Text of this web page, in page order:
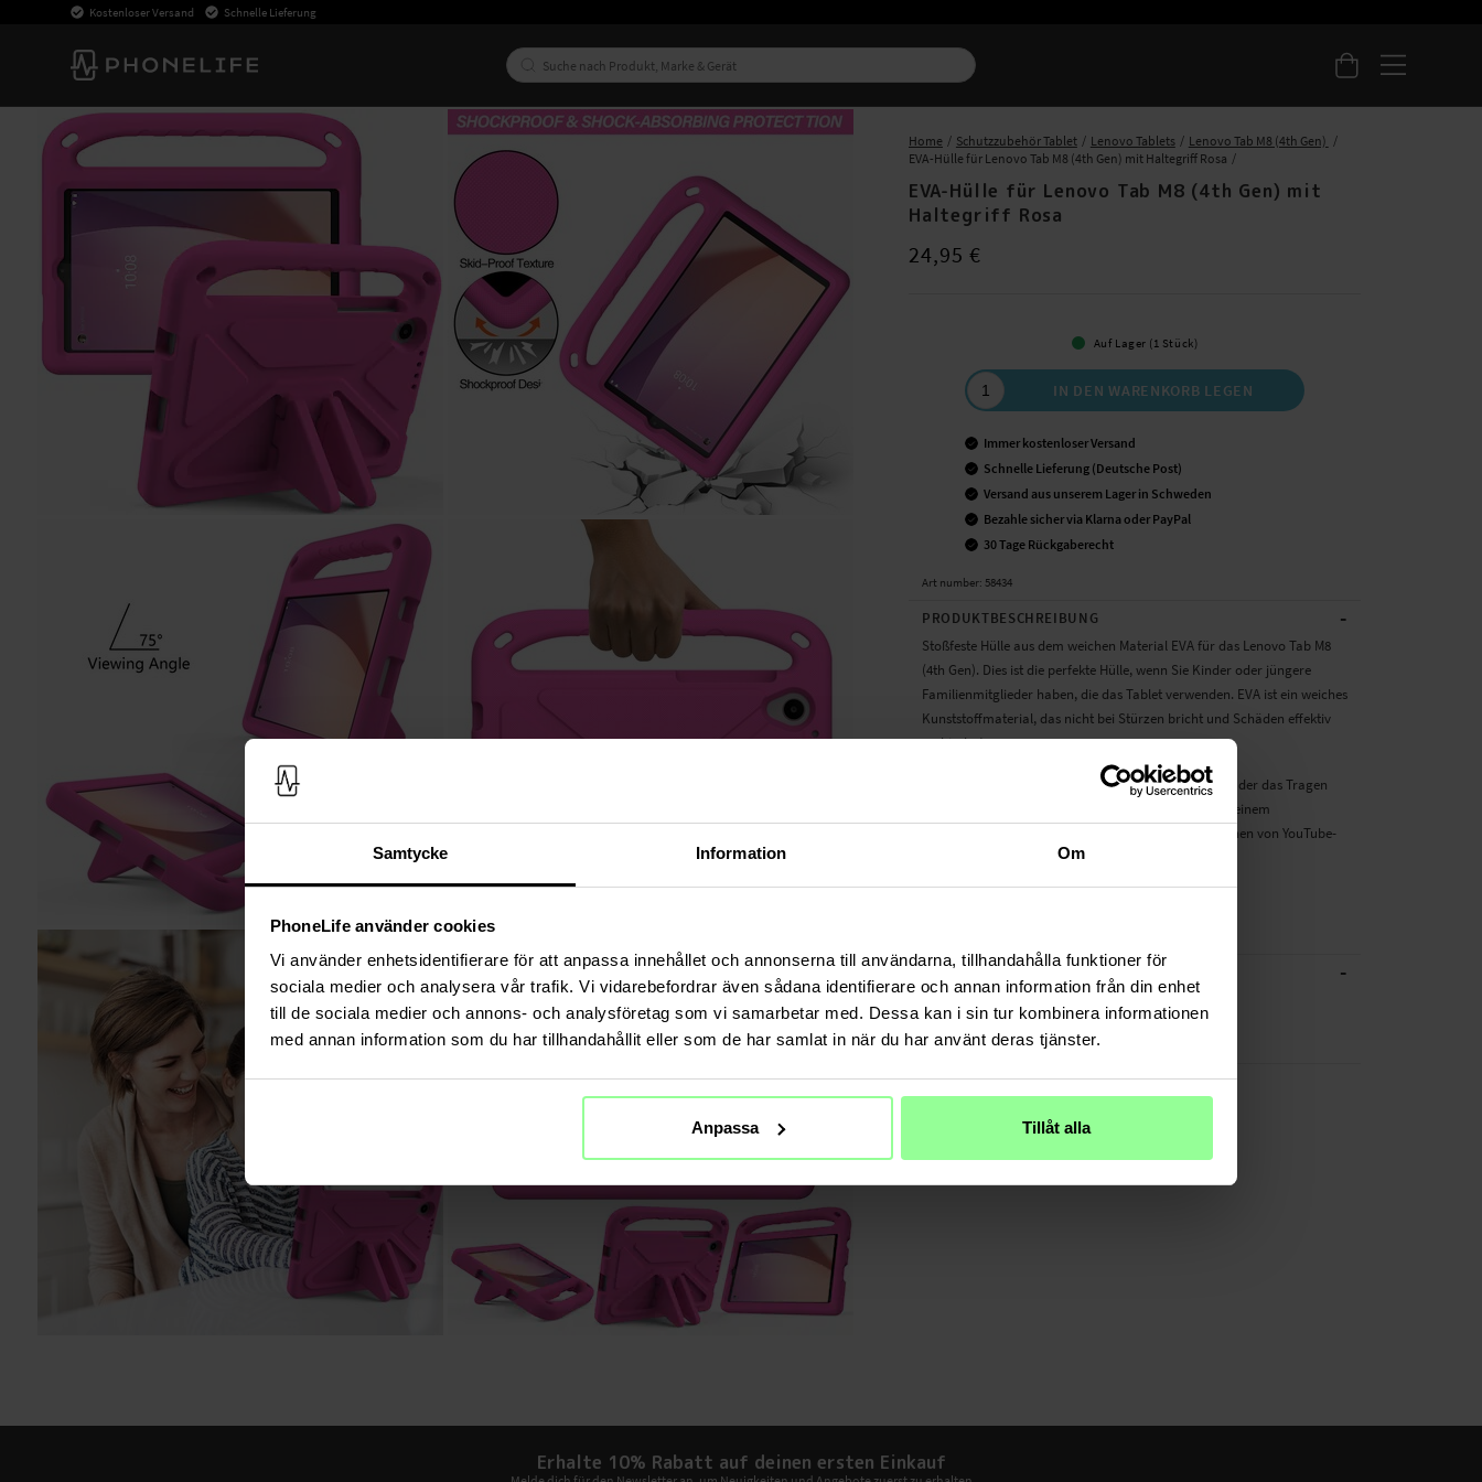
Samtycke Information Om
PhoneLife använder cookies
Vi använder enhetsidentifierare för att anpassa innehållet och annonserna till användarna, tillhandahålla funktioner för
sociala medier och analysera vår trafik. Vi vidarebefordrar även sådana identifierare och annan information från din enhet
till de sociala medier och annons- och analysföretag som vi samarbetar med. Dessa kan i sin tur kombinera informationen
med annan information som du har tillhandahållit eller som de har samlat in när du har använt deras tjänster.
Anpassa Tillåt alla
Kostenloser Versand Schnelle Lieferung
Home Schutzzubehör Tablet Lenovo Tablets
Lenovo Tab M8 (4th Gen)
EVA-Hülle für Lenovo Tab M8 (4th Gen) mit Haltegriff Rosa
EVA-Hülle für Lenovo Tab M8 (4th Gen) mit
Haltegriff Rosa
Preis:24,95 €
24,95 €
Auf Lager (1 Stück)
IN DEN WARENKORB LEGEN
Immer kostenloser Versand
Schnelle Lieferung (Deutsche Post)
Versand aus unserem Lager in Schweden
Bezahle sicher via Klarna oder PayPal
30 Tage Rückgaberecht
Art number: 58434
PRODUKTBESCHREIBUNG -
Stoßfeste Hülle aus dem weichen Material EVA für das Lenovo Tab M8
(4th Gen). Dies ist die perfekte Hülle, wenn Sie Kinder oder jüngere
Familienmitglieder haben, die das Tablet verwenden. EVA ist ein weiches
Kunststoffmaterial, das nicht bei Stürzen bricht und Schäden effektiv
verhindert.
Die Hülle ist mit einem praktischen Griff ausgestattet, der das Tragen
des Tablets erleichtert. Die Rückseite der Hülle ist mit einem
ausklappbaren Ständer versehen - perfekt zum Ansehen von YouTube-
Videos, Filmen oder zum Spielen auf dem Tablet.
TECHNISCHE DATEN -
Farbe
Rosa
Material
Erhalte 10% Rabatt auf deinen ersten Einkauf